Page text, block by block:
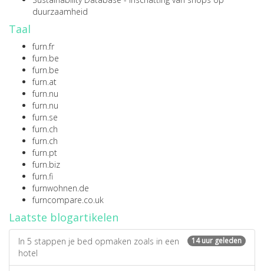
duurzaamheid
Taal
furn.fr
furn.be
furn.be
furn.at
furn.nu
furn.nu
furn.se
furn.ch
furn.ch
furn.pt
furn.biz
furn.fi
furnwohnen.de
furncompare.co.uk
Laatste blogartikelen
14 uur geleden
In 5 stappen je bed opmaken zoals in een
hotel